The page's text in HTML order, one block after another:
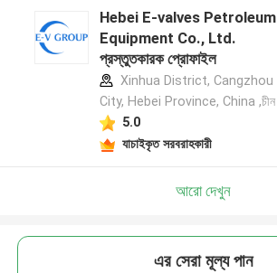
Hebei E-valves Petroleum
Equipment Co., Ltd.
প্রস্তুতকারক প্রোফাইল
Xinhua District, Cangzhou
City, Hebei Province, China ,চীন
5.0
যাচাইকৃত সরবরাহকারী
আরো দেখুন
এর সেরা মূল্য পান